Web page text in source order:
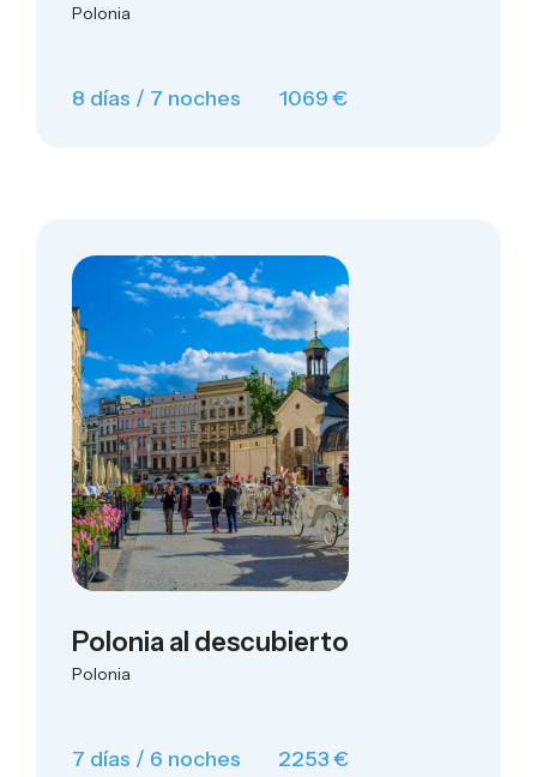
Polonia
8 días / 7 noches 1069 €
Polonia al descubierto
Polonia
7 días / 6 noches 2253 €